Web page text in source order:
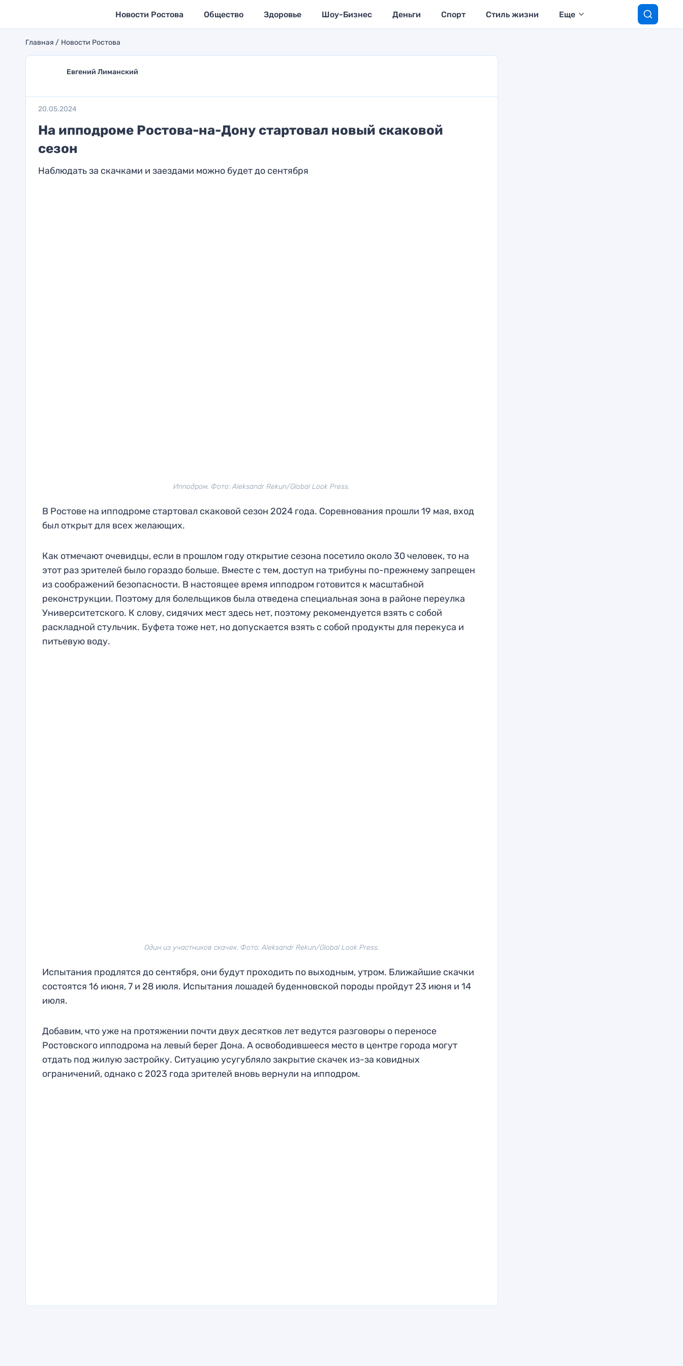
Новости Ростова Общество Здоровье Шоу-Бизнес Деньги Спорт Стиль жизни Еще
Главная Новости Ростова
Евгений Лиманский
20.05.2024
На ипподроме Ростова-на-Дону стартовал новый скаковой
сезон
Наблюдать за скачками и заездами можно будет до сентября
Ипподром. Фото: Aleksandr Rekun/Global Look Press.
В Ростове на ипподроме стартовал скаковой сезон 2024 года. Соревнования прошли 19 мая, вход
был открыт для всех желающих.
Как отмечают очевидцы, если в прошлом году открытие сезона посетило около 30 человек, то на
этот раз зрителей было гораздо больше. Вместе с тем, доступ на трибуны по-прежнему запрещен
из соображений безопасности. В настоящее время ипподром готовится к масштабной
реконструкции. Поэтому для болельщиков была отведена специальная зона в районе переулка
Университетского. К слову, сидячих мест здесь нет, поэтому рекомендуется взять с собой
раскладной стульчик. Буфета тоже нет, но допускается взять с собой продукты для перекуса и
питьевую воду.
Один из участников скачек. Фото: Aleksandr Rekun/Global Look Press.
Испытания продлятся до сентября, они будут проходить по выходным, утром. Ближайшие скачки
состоятся 16 июня, 7 и 28 июля. Испытания лошадей буденновской породы пройдут 23 июня и 14
июля.
Добавим, что уже на протяжении почти двух десятков лет ведутся разговоры о переносе
Ростовского ипподрома на левый берег Дона. А освободившееся место в центре города могут
отдать под жилую застройку. Ситуацию усугубляло закрытие скачек из-за ковидных
ограничений, однако с 2023 года зрителей вновь вернули на ипподром.